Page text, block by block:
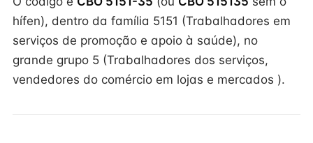
hífen), dentro da família 5151 (Trabalhadores em
serviços de promoção e apoio à saúde), no
grande grupo 5 (Trabalhadores dos serviços,
vendedores do comércio em lojas e mercados ).